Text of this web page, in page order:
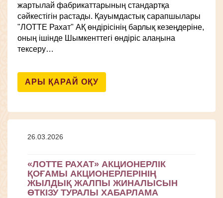
жартылай фабрикаттарының стандартқа
сәйкестігін растады. Қауымдастық сарапшылары
"ЛОТТЕ Рахат" АҚ өндірісінің барлық кезеңдеріне,
оның ішінде Шымкенттегі өндіріс алаңына
тексеру…
АРЫ ҚАРАЙ ОҚУ
26.03.2026
«ЛОТТЕ РАХАТ» АКЦИОНЕРЛІК
ҚОҒАМЫ АКЦИОНЕРЛЕРІНІҢ
ЖЫЛДЫҚ ЖАЛПЫ ЖИНАЛЫСЫН
ӨТКІЗУ ТУРАЛЫ ХАБАРЛАМА